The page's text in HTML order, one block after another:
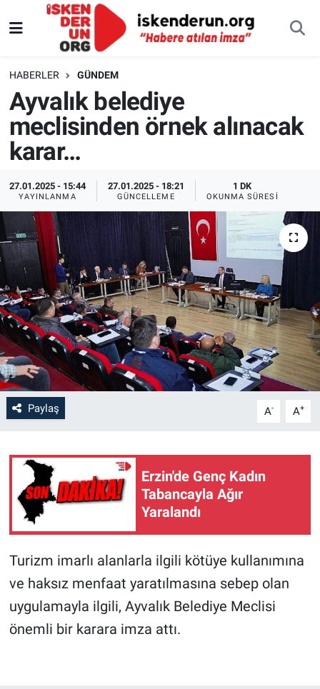
HABERLER GÜNDEM
Ayvalık belediye
meclisinden örnek alınacak
karar…
27.01.2025 - 15:44
YAYINLANMA
27.01.2025 - 18:21
GÜNCELLEME
1 DK
OKUNMA SÜRESI
Paylaş A- A+
Erzin'de Genç Kadın
Tabancayla Ağır
Yaralandı
Turizm imarlı alanlarla ilgili kötüye kullanımına
ve haksız menfaat yaratılmasına sebep olan
uygulamayla ilgili, Ayvalık Belediye Meclisi
önemli bir karara imza attı.